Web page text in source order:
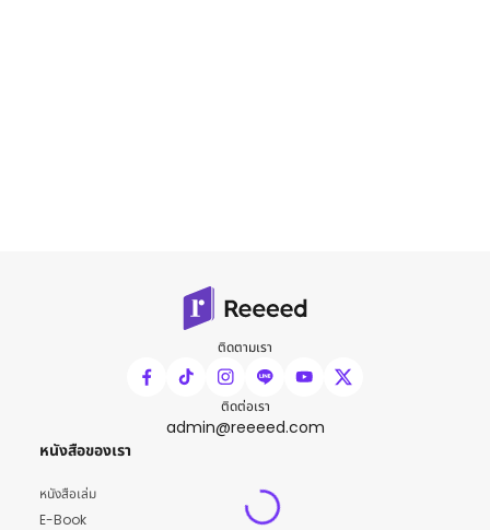
ติดตามเรา
ติดต่อเรา
admin@reeeed.com
หนังสือของเรา
หนังสือเล่ม
E-Book